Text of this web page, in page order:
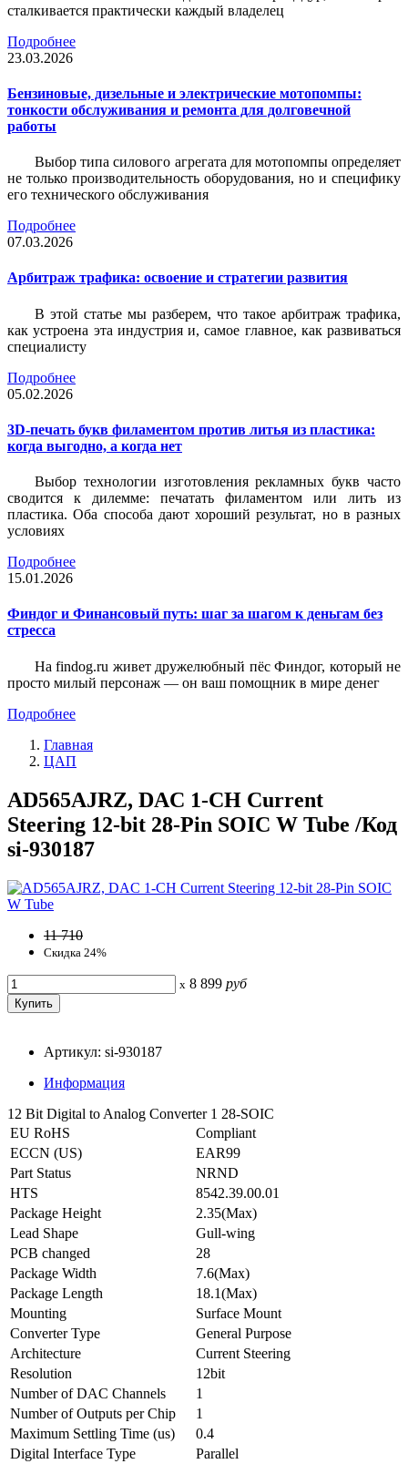
сталкивается практически каждый владелец
Подробнее
23.03.2026
Бензиновые, дизельные и электрические мотопомпы:
тонкости обслуживания и ремонта для долговечной
работы
Выбор типа силового агрегата для мотопомпы определяет
не только производительность оборудования, но и специфику
его технического обслуживания
Подробнее
07.03.2026
Арбитраж трафика: освоение и стратегии развития
В этой статье мы разберем, что такое арбитраж трафика,
как устроена эта индустрия и, самое главное, как развиваться
специалисту
Подробнее
05.02.2026
3D-печать букв филаментом против литья из пластика:
когда выгодно, а когда нет
Выбор технологии изготовления рекламных букв часто
сводится к дилемме: печатать филаментом или лить из
пластика. Оба способа дают хороший результат, но в разных
условиях
Подробнее
15.01.2026
Финдог и Финансовый путь: шаг за шагом к деньгам без
стресса
На findog.ru живет дружелюбный пёс Финдог, который не
просто милый персонаж — он ваш помощник в мире денег
Подробнее
Главная
ЦАП
AD565AJRZ, DAC 1-CH Current
Steering 12-bit 28-Pin SOIC W Tube /Код
si-930187
11 710
Скидка 24%
x 8 899 руб
Артикул: si-930187
Информация
12 Bit Digital to Analog Converter 1 28-SOIC
EU RoHS
Compliant
ECCN (US)
EAR99
Part Status
NRND
HTS
8542.39.00.01
Package Height
2.35(Max)
Lead Shape
Gull-wing
PCB changed
28
Package Width
7.6(Max)
Package Length
18.1(Max)
Mounting
Surface Mount
Converter Type
General Purpose
Architecture
Current Steering
Resolution
12bit
Number of DAC Channels
1
Number of Outputs per Chip
1
Maximum Settling Time (us)
0.4
Digital Interface Type
Parallel